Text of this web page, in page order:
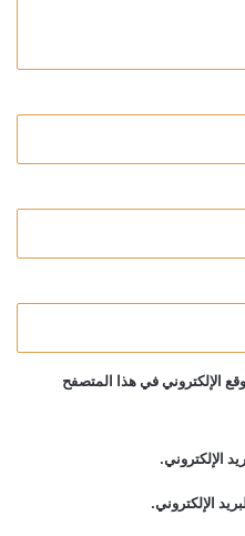
الإلكتروني في هذا المتصفح
الإلكتروني.
الإلكتروني.